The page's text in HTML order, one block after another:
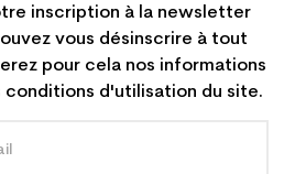
inscription à la newsletter
vous désinscrire à tout
pour cela nos informations
conditions d'utilisation du site.